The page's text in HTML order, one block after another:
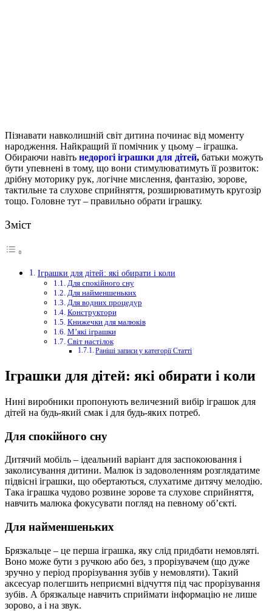
Пізнавати навколишній світ дитина починає від моменту
народження. Найкращий її помічник у цьому – іграшка.
Обираючи навіть недорогі іграшки для дітей, батьки можуть
бути упевнені в тому, що вони стимулюватимуть її розвиток:
дрібну моторику рук, логічне мислення, фантазію, зорове,
тактильне та слухове сприйняття, розширюватимуть кругозір
тощо. Головне тут – правильно обрати іграшку.
Зміст
Іграшки для дітей: які обирати і коли
Для спокійного сну
Для найменшеньких
Для водних процедур
Конструктори
Книжечки для малюків
М’які іграшки
Світ настілок
Раніші записи у категорії Статті
Іграшки для дітей: які обирати і коли
Нині виробники пропонують величезний вибір іграшок для
дітей на будь-який смак і для будь-яких потреб.
Для спокійного сну
Дитячий мобіль – ідеальний варіант для заспокоювання і
заколисування дитини. Малюк із задоволенням розглядатиме
підвісні іграшки, що обертаються, слухатиме дитячу мелодію.
Така іграшка чудово розвине зорове та слухове сприйняття,
навчить малюка фокусувати погляд на певному об’єкті.
Для найменшеньких
Брязкальце – це перша іграшка, яку слід придбати немовляті.
Воно може бути з ручкою або без, з прорізувачем (що дуже
зручно у період прорізування зубів у немовляти). Такий
аксесуар полегшить неприємні відчуття під час прорізування
зубів. А брязкальце навчить сприймати інформацію не лише
зорово, а і на звук.